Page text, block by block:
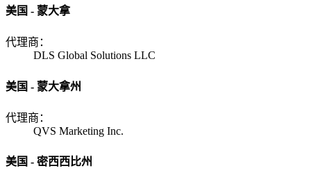
美国 - 蒙大拿
代理商：
DLS Global Solutions LLC
美国 - 蒙大拿州
代理商：
QVS Marketing Inc.
美国 - 密西西比州